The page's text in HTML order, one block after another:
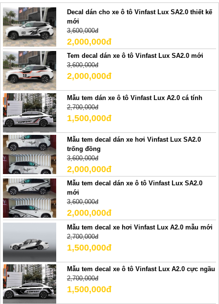
Decal dán cho xe ô tô Vinfast Lux SA2.0 thiết kế
mới
3,600,000đ
2,000,000đ
Tem decal dán xe ô tô Vinfast Lux SA2.0 mới
3,600,000đ
2,000,000đ
Mẫu tem dán xe ô tô Vinfast Lux A2.0 cá tính
2,700,000đ
1,500,000đ
Mẫu tem decal dán xe hơi Vinfast Lux SA2.0
trống đồng
3,600,000đ
2,000,000đ
Mẫu tem decal dán xe ô tô Vinfast Lux SA2.0
mới
3,600,000đ
2,000,000đ
Mẫu tem decal xe hơi Vinfast Lux A2.0 mẫu mới
2,700,000đ
1,500,000đ
Mẫu tem decal xe ô tô Vinfast Lux A2.0 cực ngầu
2,700,000đ
1,500,000đ